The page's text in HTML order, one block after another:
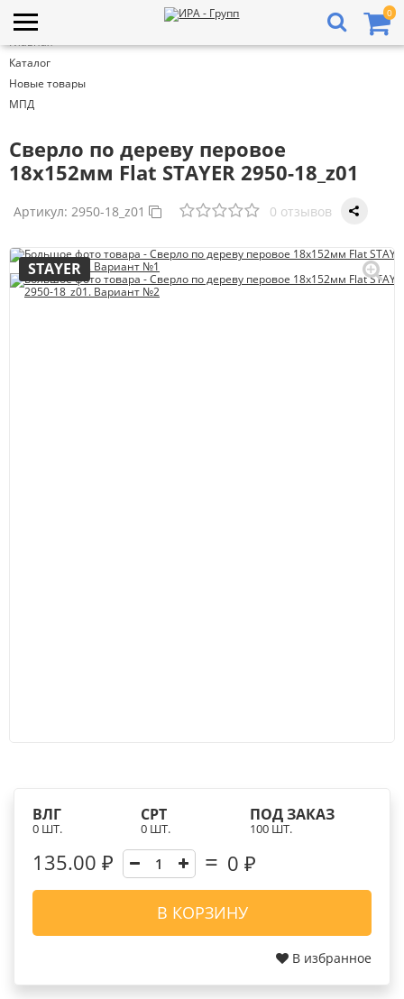
0
Главная
Каталог
Новые товары
МПД
Cверло по дереву перовое
18x152мм Flat STAYER 2950-18_z01
Артикул: 2950-18_z01 0 отзывов
STAYER
ВЛГ
0 ШТ.
СРТ
0 ШТ.
ПОД ЗАКАЗ
100 ШТ.
135.00 ₽ 0 ₽
В КОРЗИНУ
В избранное